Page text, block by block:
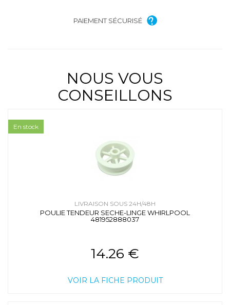
PAIEMENT SÉCURISÉ
NOUS VOUS
CONSEILLONS
LIVRAISON SOUS 24H/48H
POULIE TENDEUR SECHE-LINGE WHIRLPOOL
481952888037
14.26 €
VOIR LA FICHE PRODUIT
En stock